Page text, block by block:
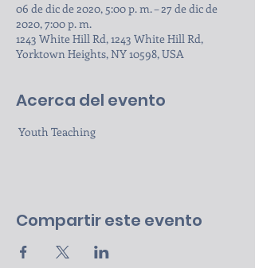
06 de dic de 2020, 5:00 p. m. – 27 de dic de
2020, 7:00 p. m.
1243 White Hill Rd, 1243 White Hill Rd,
Yorktown Heights, NY 10598, USA
Acerca del evento
Youth Teaching
Compartir este evento